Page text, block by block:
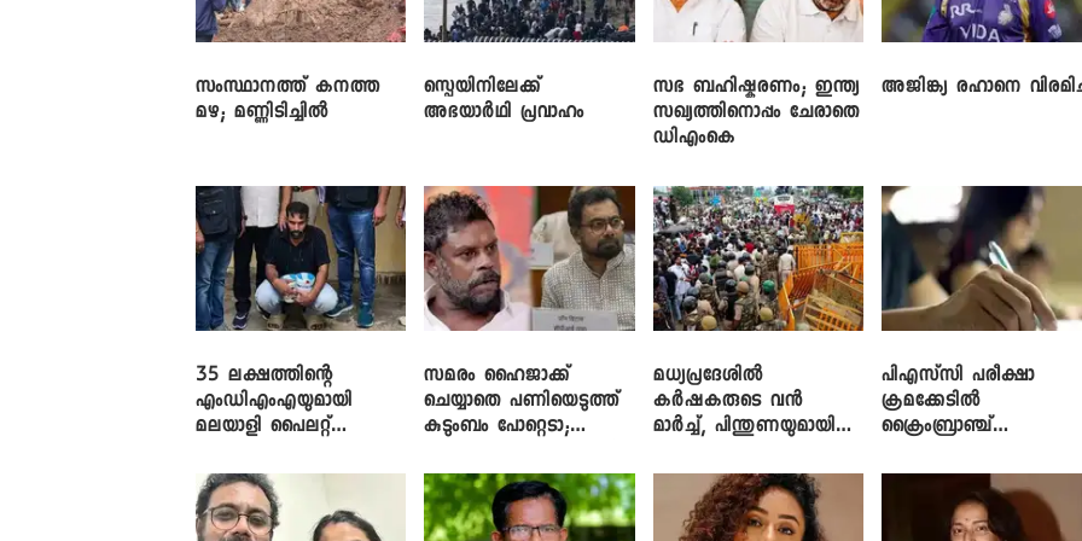
സംസ്ഥാനത്ത് കനത്ത
മഴ; മണ്ണിടിച്ചിൽ
സ്പെയിനിലേക്ക്
അഭയാർഥി പ്രവാഹം
സഭ ബഹിഷ്കരണം; ഇന്ത്യ
സഖ്യത്തിനൊപ്പം ചേരാതെ
ഡിഎംകെ
അജിങ്ക്യ രഹാനെ
35 ലക്ഷത്തിന്റെ
എംഡിഎംഎയുമായി
മലയാളി പൈലറ്റ്
സമരം ഹൈജാക്ക്
ചെയ്യാതെ പണിയെടുത്ത്
കുടുംബം പോറ്റെടാ;
വിനായകൻ
മധ്യപ്രദേശിൽ
കർഷകരുടെ വൻ
മാർച്ച്, പിന്തുണയുമായി
പിഎസ്‌സി പരീക്ഷാ
ക്രമക്കേ‌ടിൽ
ക്രൈംബ്രാഞ്ച്